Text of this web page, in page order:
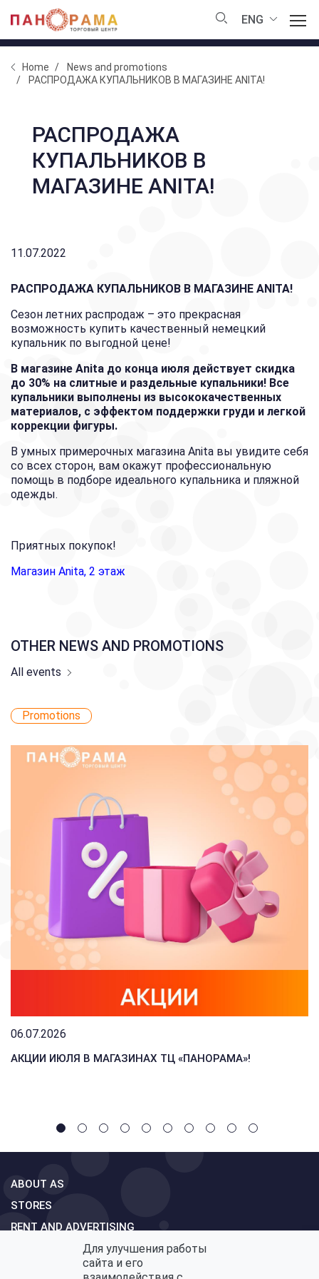
ENG
Home
News and promotions
РАСПРОДАЖА КУПАЛЬНИКОВ В МАГАЗИНЕ ANITA!
РАСПРОДАЖА
КУПАЛЬНИКОВ В
МАГАЗИНЕ ANITA!
11.07.2022
РАСПРОДАЖА КУПАЛЬНИКОВ В МАГАЗИНЕ ANITA!
Сезон летних распродаж – это прекрасная
возможность купить качественный немецкий
купальник по выгодной цене!
В магазине Anita до конца июля действует скидка
до 30% на слитные и раздельные купальники! Все
купальники выполнены из высококачественных
материалов, с эффектом поддержки груди и легкой
коррекции фигуры.
В умных примерочных магазина Anita вы увидите себя
со всех сторон, вам окажут профессиональную
помощь в подборе идеального купальника и пляжной
одежды.
Приятных покупок!
Магазин Anita, 2 этаж
OTHER NEWS AND PROMOTIONS
All events
Promotions
06.07.2026
АКЦИИ ИЮЛЯ В МАГАЗИНАХ ТЦ «ПАНОРАМА»!
ABOUT AS
STORES
RENT AND ADVERTISING
Для улучшения работы
сайта и его